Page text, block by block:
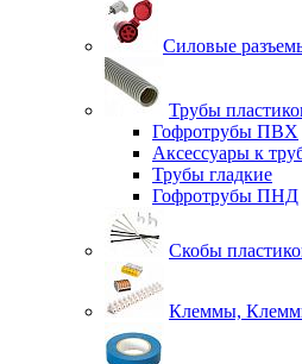
Силовые
Трубы
Гофротрубы ПВХ
Аксессуары к
Трубы гладкие
Гофротрубы ПНД
Скобы
Клеммы,